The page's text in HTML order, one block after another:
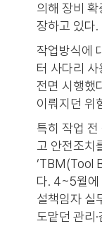
의해 장비
장하고 있다.
작업방식에
터 사다리
전면 시행했
이뤄지던 위
특히 작업 전
고 안전조치
‘TBM(Tool
다. 4~5월에
설책임자 실
도맡던 관리